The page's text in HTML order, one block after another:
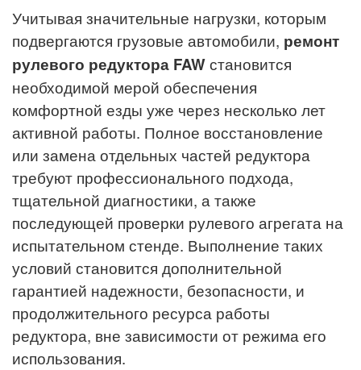
Учитывая значительные нагрузки, которым
подвергаются грузовые автомобили, ремонт
рулевого редуктора FAWстановится
необходимой мерой обеспечения
комфортной езды уже через несколько лет
активной работы. Полное восстановление
или замена отдельных частей редуктора
требуют профессионального подхода,
тщательной диагностики, а также
последующей проверки рулевого агрегата на
испытательном стенде. Выполнение таких
условий становится дополнительной
гарантией надежности, безопасности, и
продолжительного ресурса работы
редуктора, вне зависимости от режима его
использования.